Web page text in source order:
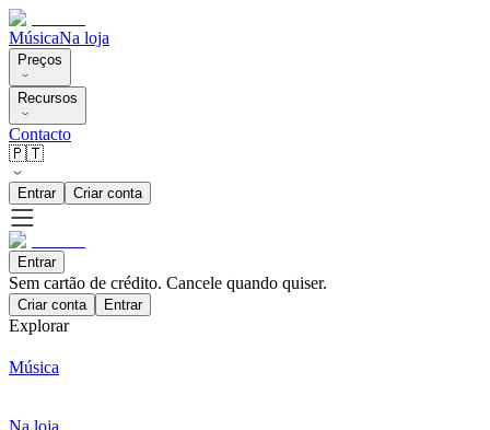
MúsicaNa loja
Preços
Recursos
Contacto
🇵🇹
Entrar Criar conta
Entrar
Sem cartão de crédito. Cancele quando quiser.
Criar conta Entrar
Explorar
Música
Na loja